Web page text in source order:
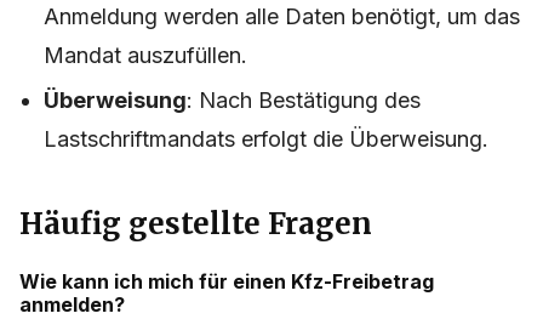
Anmeldung werden alle Daten benötigt, um das
Mandat auszufüllen.
Überweisung: Nach Bestätigung des
Lastschriftmandats erfolgt die Überweisung.
Häufig gestellte Fragen
Wie kann ich mich für einen Kfz-Freibetrag
anmelden?